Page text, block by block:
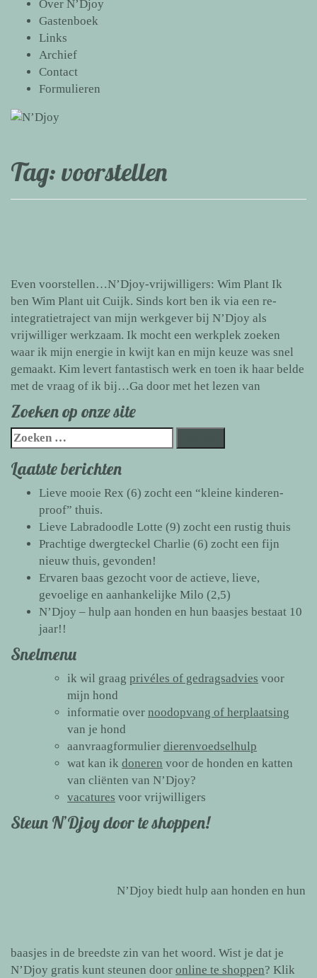
Over N’Djoy
Gastenboek
Links
Archief
Contact
Formulieren
Tag: voorstellen
Even voorstellen…N’Djoy-vrijwilligers: Wim Plant Ik
ben Wim Plant uit Cuijk. Sinds kort ben ik via een re-
integratietraject van mijn werkgever bij N’Djoy als
vrijwilliger werkzaam. Ik mocht een werkplek zoeken
waar ik mijn energie in kwijt kan en mijn keuze was snel
gemaakt. Kim levert fantastisch werk en toen ik haar belde
met de vraag of ik bij…Ga door met het lezen van
Zoeken op onze site
Zoeken
naar:
Laatste berichten
Lieve mooie Rex (6) zocht een “kleine kinderen-
proof” thuis.
Lieve Labradoodle Lotte (9) zocht een rustig thuis
Prachtige dwergteckel Charlie (6) zocht een fijn
nieuw thuis, gevonden!
Ervaren baas gezocht voor de actieve, lieve,
gevoelige en aanhankelijke Milo (2,5)
N’Djoy – hulp aan honden en hun baasjes bestaat 10
jaar!!
Snelmenu
ik wil graag privéles of gedragsadvies voor
mijn hond
informatie over noodopvang of herplaatsing
van je hond
aanvraagformulier dierenvoedselhulp
wat kan ik doneren voor de honden en katten
van cliënten van N’Djoy?
vacatures voor vrijwilligers
Steun N’Djoy door te shoppen!
N’Djoy biedt hulp aan honden en hun
baasjes in de breedste zin van het woord. Wist je dat je
N’Djoy gratis kunt steunen door online te shoppen? Klik